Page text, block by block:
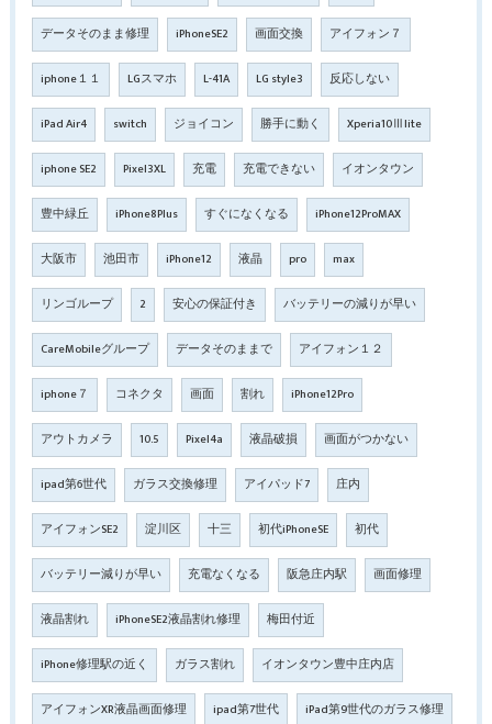
データそのまま修理 iPhoneSE2 画面交換 アイフォン７
iphone１１ LGスマホ L-41A LG style3 反応しない
iPad Air4 switch ジョイコン 勝手に動く Xperia10Ⅲlite
iphone SE2 Pixel3XL 充電 充電できない イオンタウン
豊中緑丘 iPhone8Plus すぐになくなる iPhone12ProMAX
大阪市 池田市 iPhone12 液晶 pro max
リンゴループ 2 安心の保証付き バッテリーの減りが早い
CareMobileグループ データそのままで アイフォン１２
iphone７ コネクタ 画面 割れ iPhone12Pro
アウトカメラ 10.5 Pixel4a 液晶破損 画面がつかない
ipad第6世代 ガラス交換修理 アイパッド7 庄内
アイフォンSE2 淀川区 十三 初代iPhoneSE 初代
バッテリー減りが早い 充電なくなる 阪急庄内駅 画面修理
液晶割れ iPhoneSE2液晶割れ修理 梅田付近
iPhone修理駅の近く ガラス割れ イオンタウン豊中庄内店
アイフォンXR液晶画面修理 ipad第7世代 iPad第9世代のガラス修理